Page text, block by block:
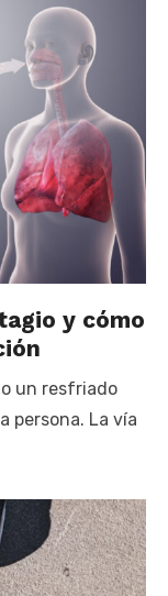
y cómo
un resfriado
persona. La vía